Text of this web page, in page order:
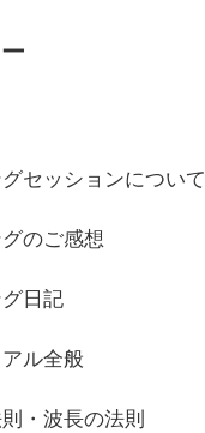
セッションについて
のご感想
日記
ル全般
・波長の法則